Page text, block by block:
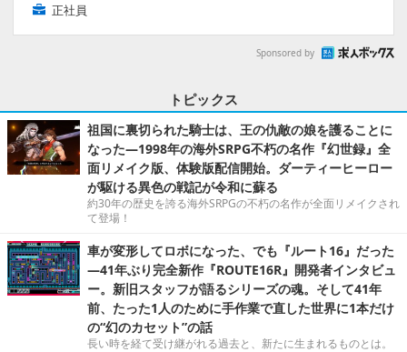
正社員
Sponsored by
トピックス
祖国に裏切られた騎士は、王の仇敵の娘を護ることに
なった―1998年の海外SRPG不朽の名作『幻世録』全
面リメイク版、体験版配信開始。ダーティーヒーロー
が駆ける異色の戦記が令和に蘇る
約30年の歴史を誇る海外SRPGの不朽の名作が全面リメイクされ
て登場！
車が変形してロボになった、でも『ルート16』だった
―41年ぶり完全新作『ROUTE16R』開発者インタビュ
ー。新旧スタッフが語るシリーズの魂。そして41年
前、たった1人のために手作業で直した世界に1本だけ
の“幻のカセット”の話
長い時を経て受け継がれる過去と、新たに生まれるものとは。